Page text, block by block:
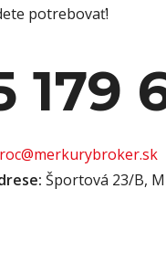
potrebovať!
179
Športová 23/B,